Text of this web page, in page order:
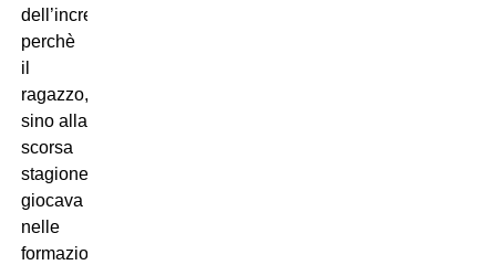
dell’incredibile
perchè
il
ragazzo,
sino alla
scorsa
stagione,
giocava
nelle
formazioni